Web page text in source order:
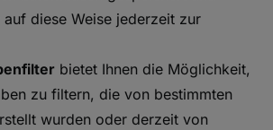
auf diese Weise jederzeit zur
bietet Ihnen die Möglichkeit,
zu filtern, die von bestimmten
wurden oder derzeit von